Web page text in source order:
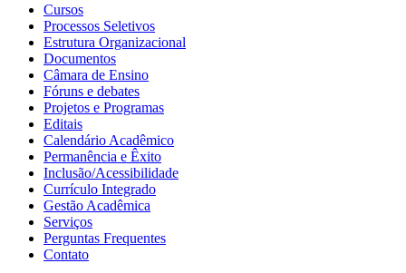
Cursos
Processos Seletivos
Estrutura Organizacional
Documentos
Câmara de Ensino
Fóruns e debates
Projetos e Programas
Editais
Calendário Acadêmico
Permanência e Êxito
Inclusão/Acessibilidade
Currículo Integrado
Gestão Acadêmica
Serviços
Perguntas Frequentes
Contato